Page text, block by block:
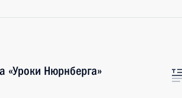
«Уроки Нюрнберга»